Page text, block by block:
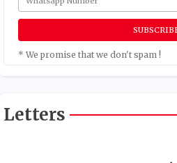
* We promise that we don't spam !
Letters